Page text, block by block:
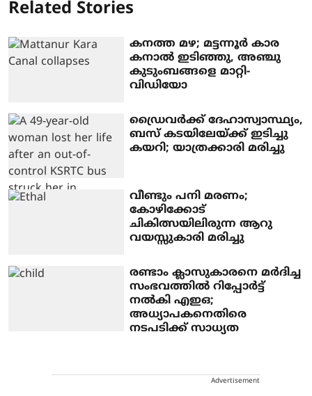
Related Stories
കനത്ത മഴ; മട്ടന്നൂര്‍ കാര
കനാല്‍ ഇടിഞ്ഞു, അഞ്ചു
കുടുംബങ്ങളെ മാറ്റി-
വിഡിയോ
ഡ്രൈവര്‍ക്ക് ദേഹാസ്വാസ്ഥ്യം,
ബസ് കടയിലേയ്ക്ക് ഇടിച്ചു
കയറി; യാത്രക്കാരി മരിച്ചു
വീണ്ടും പനി മരണം;
കോഴിക്കോട്
ചികിത്സയിലിരുന്ന ആറു
വയസ്സുകാരി മരിച്ചു
രണ്ടാം ക്ലാസുകാരനെ മര്‍ദിച്ച
സംഭവത്തില്‍ റിപ്പോര്‍ട്ട്
നല്‍കി എഇഒ;
അധ്യാപകനെതിരെ
നടപടിക്ക് സാധ്യത
Advertisement